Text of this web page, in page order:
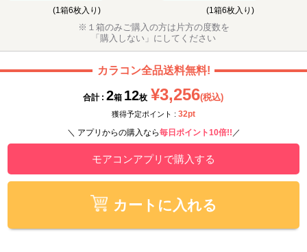
(1箱6枚入り) (1箱6枚入り)
※１箱のみご購入の方は片方の度数を
「購入しない」にしてください
カラコン全品送料無料!
合計 : 2箱 12枚 ¥3,256(税込)
獲得予定ポイント : 32pt
＼ アプリからの購入なら毎日ポイント10倍!! ／
モアコンアプリで購入する
カートに入れる